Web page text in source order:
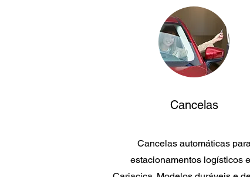
Cancelas
Cancelas automáticas
estacionamentos logísticos